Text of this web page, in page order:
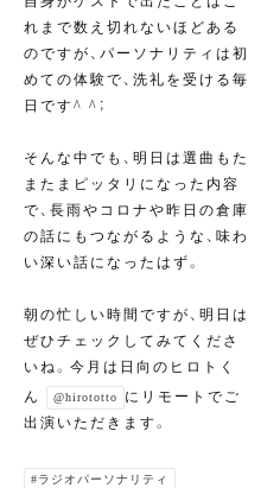
れまで数え切れないほどある
のですが、パーソナリティは初
めての体験で、洗礼を受ける毎
日です^ ^；
そんな中でも、明日は選曲もた
またまピッタリになった内容
で、長雨やコロナや昨日の倉庫
の話にもつながるような、味わ
い深い話になったはず。
朝の忙しい時間ですが、明日は
ぜひチェックしてみてくださ
いね。今月は日向のヒロトく
ん
@hirototto
にリモートでご
出演いただきます。
#ラジオパーソナリティ